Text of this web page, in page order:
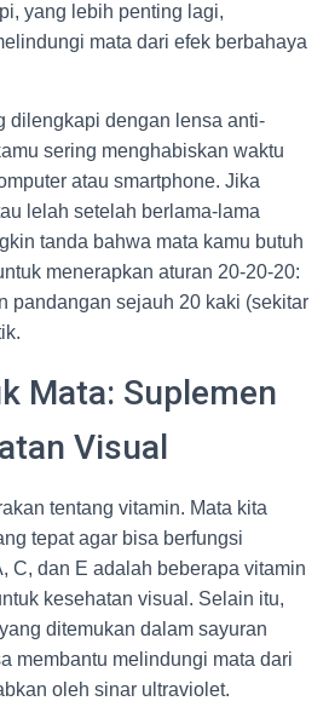
yang lebih penting lagi,
mata dari efek berbahaya
dilengkapi dengan lensa anti-
sering menghabiskan waktu
atau smartphone. Jika
lelah setelah berlama-lama
tanda bahwa mata kamu butuh
menerapkan aturan 20-20-20:
pandangan sejauh 20 kaki (sekitar
Mata: Suplemen
Visual
tentang vitamin. Mata kita
tepat agar bisa berfungsi
C, dan E adalah beberapa vitamin
kesehatan visual. Selain itu,
ditemukan dalam sayuran
membantu melindungi mata dari
oleh sinar ultraviolet.